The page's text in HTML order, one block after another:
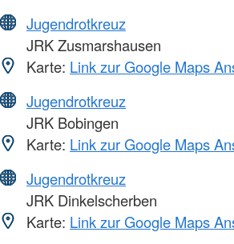
Jugendrotkreuz
JRK Zusmarshausen
Karte: Link zur Google Maps
Jugendrotkreuz
JRK Bobingen
Karte: Link zur Google Maps
Jugendrotkreuz
JRK Dinkelscherben
Karte: Link zur Google Maps